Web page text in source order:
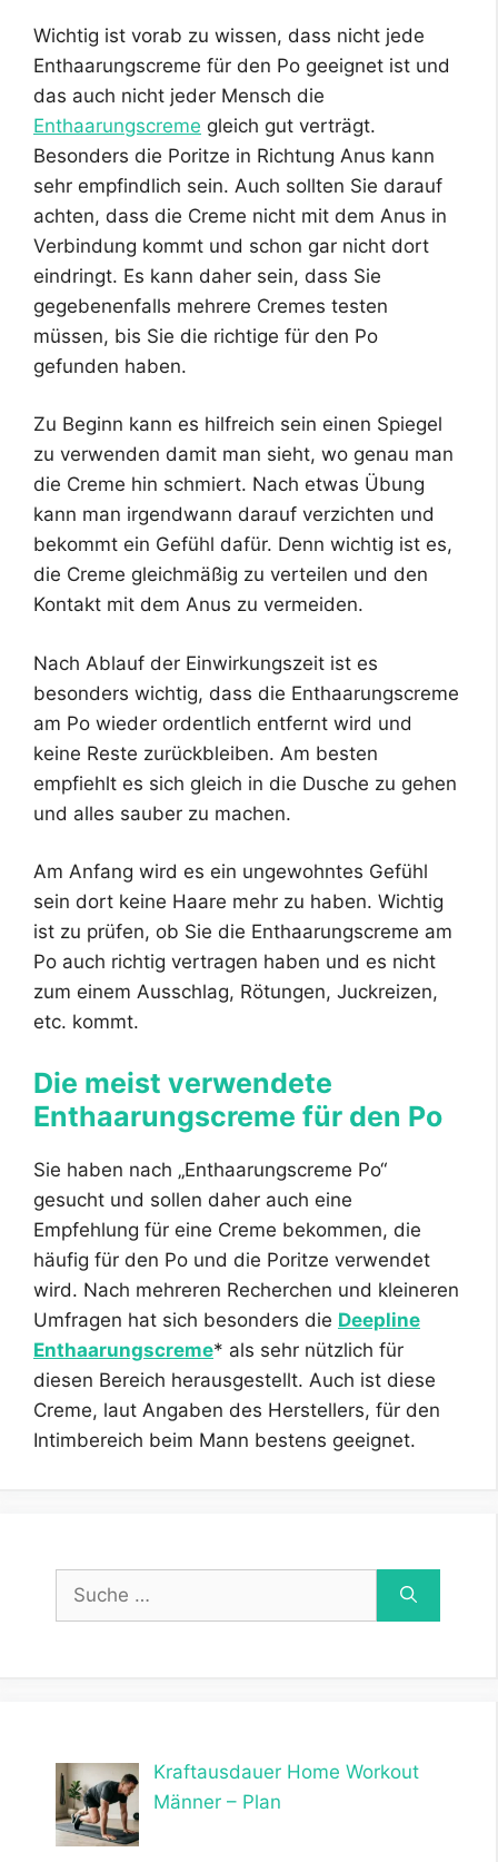
Wichtig ist vorab zu wissen, dass nicht jede
Enthaarungscreme für den Po geeignet ist und
das auch nicht jeder Mensch die
Enthaarungscreme gleich gut verträgt.
Besonders die Poritze in Richtung Anus kann
sehr empfindlich sein. Auch sollten Sie darauf
achten, dass die Creme nicht mit dem Anus in
Verbindung kommt und schon gar nicht dort
eindringt. Es kann daher sein, dass Sie
gegebenenfalls mehrere Cremes testen
müssen, bis Sie die richtige für den Po
gefunden haben.
Zu Beginn kann es hilfreich sein einen Spiegel
zu verwenden damit man sieht, wo genau man
die Creme hin schmiert. Nach etwas Übung
kann man irgendwann darauf verzichten und
bekommt ein Gefühl dafür. Denn wichtig ist es,
die Creme gleichmäßig zu verteilen und den
Kontakt mit dem Anus zu vermeiden.
Nach Ablauf der Einwirkungszeit ist es
besonders wichtig, dass die Enthaarungscreme
am Po wieder ordentlich entfernt wird und
keine Reste zurückbleiben. Am besten
empfiehlt es sich gleich in die Dusche zu gehen
und alles sauber zu machen.
Am Anfang wird es ein ungewohntes Gefühl
sein dort keine Haare mehr zu haben. Wichtig
ist zu prüfen, ob Sie die Enthaarungscreme am
Po auch richtig vertragen haben und es nicht
zum einem Ausschlag, Rötungen, Juckreizen,
etc. kommt.
Die meist verwendete
Enthaarungscreme für den Po
Sie haben nach „Enthaarungscreme Po“
gesucht und sollen daher auch eine
Empfehlung für eine Creme bekommen, die
häufig für den Po und die Poritze verwendet
wird. Nach mehreren Recherchen und kleineren
Umfragen hat sich besonders die Deepline
Enthaarungscreme* als sehr nützlich für
diesen Bereich herausgestellt. Auch ist diese
Creme, laut Angaben des Herstellers, für den
Intimbereich beim Mann bestens geeignet.
Suche
Kraftausdauer Home Workout
Männer – Plan